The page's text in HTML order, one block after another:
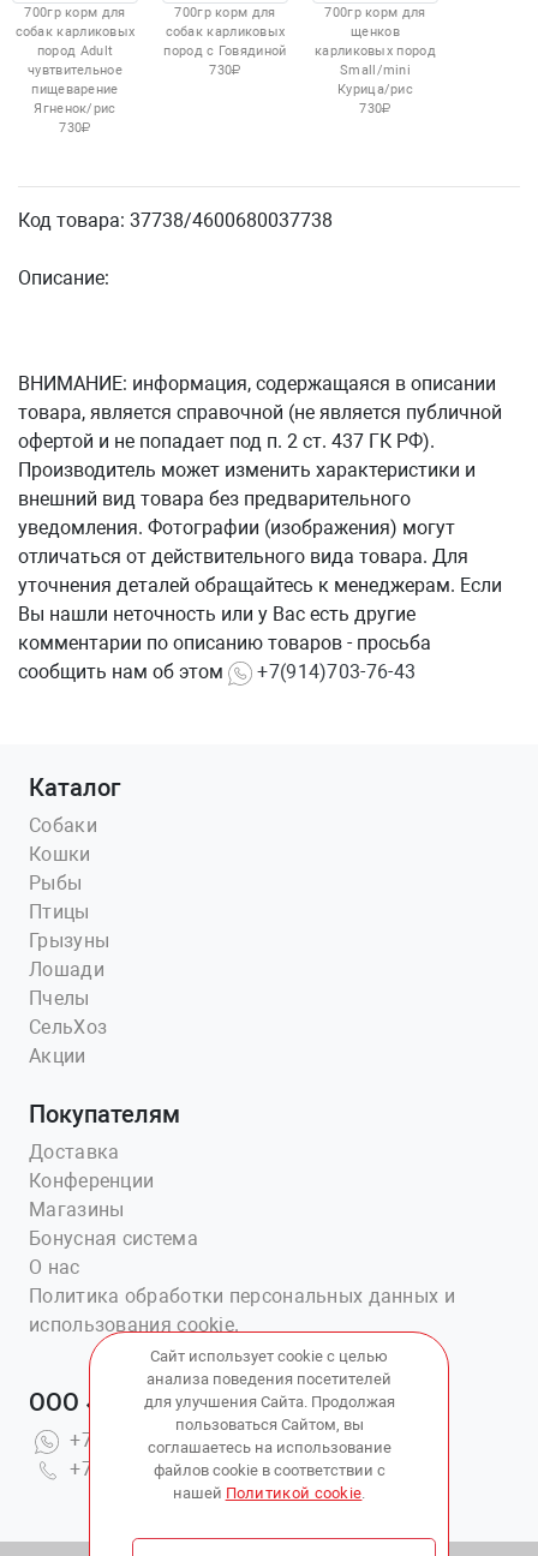
700гр корм для
собак карликовых
пород Adult
чувтвительное
пищеварение
Ягненок/рис
730
700гр корм для
собак карликовых
пород с Говядиной
730
700гр корм для
щенков
карликовых пород
Small/mini
Курица/рис
730
Код товара: 37738/4600680037738
Описание:
ВНИМАНИЕ: информация, содержащаяся в описании
товара, является справочной (не является публичной
офертой и не попадает под п. 2 ст. 437 ГК РФ).
Производитель может изменить характеристики и
внешний вид товара без предварительного
уведомления. Фотографии (изображения) могут
отличаться от действительного вида товара. Для
уточнения деталей обращайтесь к менеджерам. Если
Вы нашли неточность или у Вас есть другие
комментарии по описанию товаров - просьба
сообщить нам об этом
+7(914)703-76-43
Каталог
Собаки
Кошки
Рыбы
Птицы
Грызуны
Лошади
Пчелы
СельХоз
Акции
Покупателям
Доставка
Конференции
Магазины
Бонусная система
О нас
Политика обработки персональных данных и
использования cookie.
ООО «Ветаптека №1»
+7(914)703-76-43
+7(423)202-51-15 вн.4
Сайт использует cookie с целью
анализа поведения посетителей
для улучшения Сайта. Продолжая
пользоваться Сайтом, вы
соглашаетесь на использование
файлов cookie в соответствии с
нашей Политикой cookie.